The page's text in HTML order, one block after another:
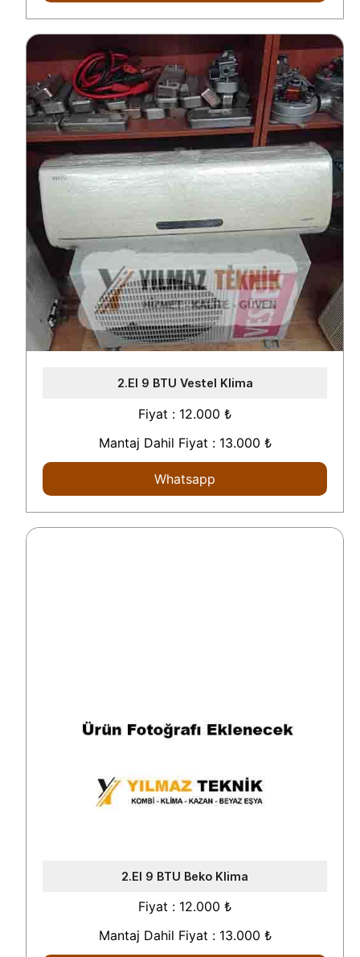
2.El 9 BTU Vestel Klima
Fiyat : 12.000 ₺
Mantaj Dahil Fiyat : 13.000 ₺
Whatsapp
2.El 9 BTU Beko Klima
Fiyat : 12.000 ₺
Mantaj Dahil Fiyat : 13.000 ₺